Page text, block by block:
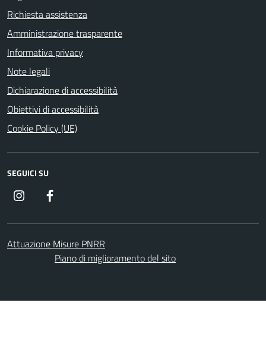
Richiesta assistenza
Amministrazione trasparente
Informativa privacy
Note legali
Dichiarazione di accessibilità
Obiettivi di accessibilità
Cookie Policy (UE)
SEGUICI SU
Instagram
Attuazione Misure PNRR
Piano di miglioramento del sito